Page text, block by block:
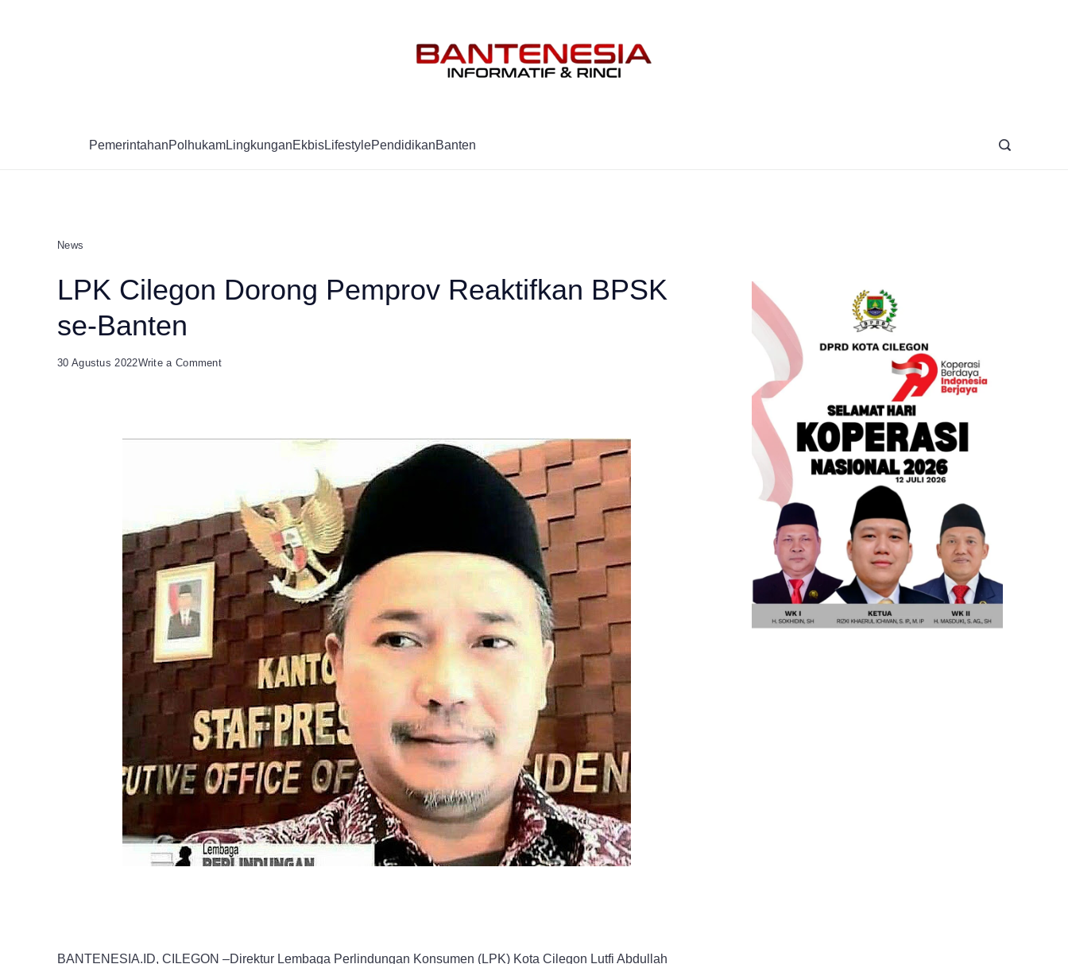
PemerintahanPolhukamLingkunganEkbisLifestylePendidikanBanten
News
LPK Cilegon Dorong Pemprov Reaktifkan BPSK
se-Banten
30 Agustus 2022Write a Commenton
BPSK
se-
Banten
BANTENESIA.ID, CILEGON –Direktur Lembaga Perlindungan Konsumen (LPK) Kota Cilegon Lutfi Abdullah